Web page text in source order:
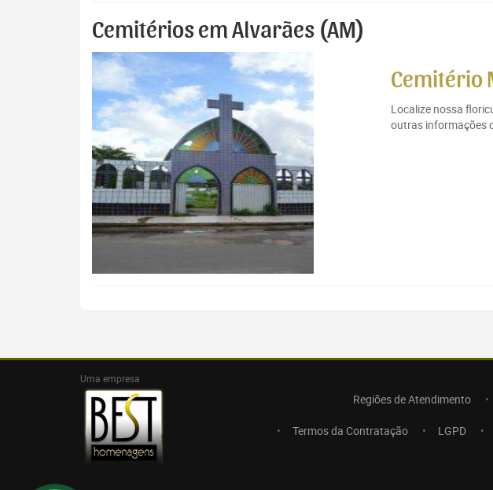
Cemitérios em Alvarães (AM)
Cemitério
Localize nossa
outras informações
Uma empresa
Regiões de Atendimento
Termos da Contratação LGPD